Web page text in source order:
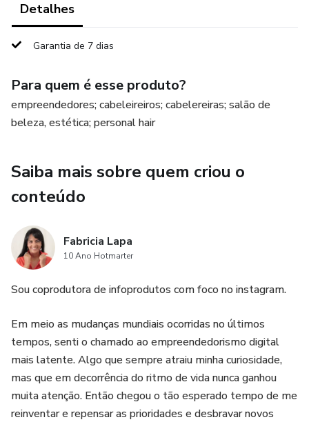
50 artes totalmente editáveis no Canva gratuito.
Profissionalize suas redes sociais e atraia mais clientes
Tudo isso por apenas 10,00, que é para você iniciar agora
sua vida digital
Detalhes
Garantia de 7 dias
Para quem é esse produto?
empreendedores; cabeleireiros; cabelereiras; salão de
beleza, estética; personal hair
Saiba mais sobre quem criou o
conteúdo
Fabricia Lapa
10 Ano Hotmarter
Sou coprodutora de infoprodutos com foco no instagram.
Em meio as mudanças mundiais ocorridas no últimos
tempos, senti o chamado ao empreendedorismo digital
mais latente. Algo que sempre atraiu minha curiosidade,
mas que em decorrência do ritmo de vida nunca ganhou
muita atenção. Então chegou o tão esperado tempo de me
reinventar e repensar as prioridades e desbravar novos